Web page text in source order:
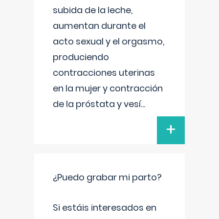
subida de la leche,
aumentan durante el
acto sexual y el orgasmo,
produciendo
contracciones uterinas
en la mujer y contracción
de la próstata y vesí...
+
¿Puedo grabar mi parto?
Si estáis interesados en